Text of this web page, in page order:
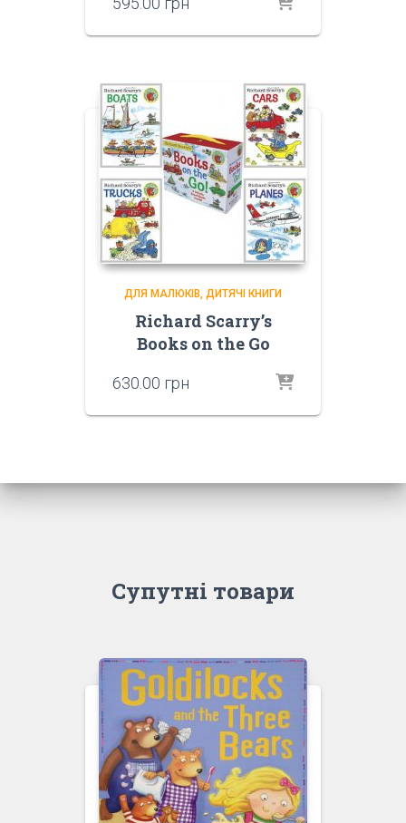
ДЛЯ МАЛЮКІВ ДИТЯЧІ КНИГИ
Richard Scarry’s
Books on the Go
630.00 грн
Супутні товари